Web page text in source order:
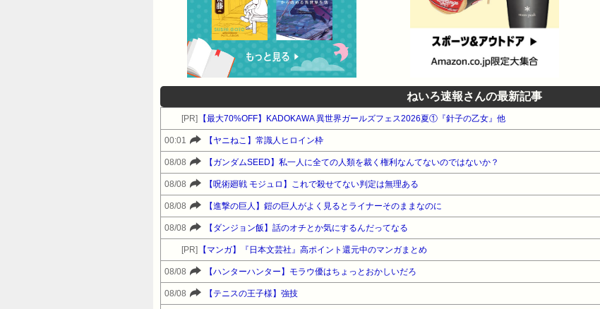
ねいろ速報さんの最新記事
[PR] 【最大70%OFF】KADOKAWA 異世界ガールズフェス2026夏①『針子の乙女』他
00:01 【ヤニねこ】常識人ヒロイン枠
08/08 【ガンダムSEED】私一人に全ての人類を裁く権利なんてないのではないか？
08/08 【呪術廻戦 モジュロ】これで殺せてない判定は無理ある
08/08 【進撃の巨人】鎧の巨人がよく見るとライナーそのままなのに
08/08 【ダンジョン飯】話のオチとか気にするんだってなる
[PR] 【マンガ】『日本文芸社』高ポイント還元中のマンガまとめ
08/08 【ハンターハンター】モラウ優はちょっとおかしいだろ
08/08 【テニスの王子様】強技